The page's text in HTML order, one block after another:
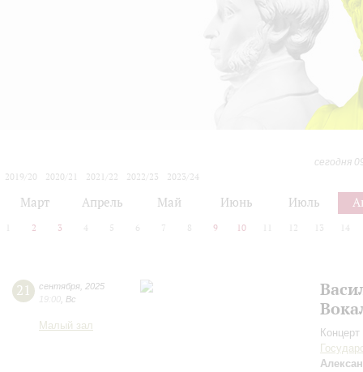
сегодня
2019/20
2020/21 2021/22 2022/23
2023/24
Март Апрель Май Июнь Июль
2 3 4 5 6 7 8 9 10 12 13 14
21 сентября 2025
19:00 Вс
Малый зал